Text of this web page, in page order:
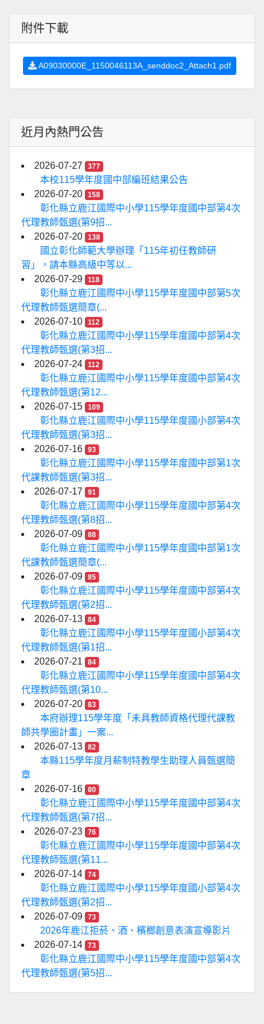
附件下載
A09030000E_1150046113A_senddoc2_Attach1.pdf
近月內熱門公告
2026-07-27 377
本校115學年度國中部編班結果公告
2026-07-20
158
彰化縣立鹿江國際中小學115學年度國中部第4次
代理教師甄選(第9招...
2026-07-20
138
國立彰化師範大學辦理「115年初任教師研
習」，請本縣高級中等以...
2026-07-29
118
彰化縣立鹿江國際中小學115學年度國中部第5次
代理教師甄選簡章(...
2026-07-10
112
彰化縣立鹿江國際中小學115學年度國中部第4次
代理教師甄選(第3招...
2026-07-24
112
彰化縣立鹿江國際中小學115學年度國中部第4次
代理教師甄選(第12...
2026-07-15
109
彰化縣立鹿江國際中小學115學年度國小部第4次
代理教師甄選(第3招...
2026-07-16
93
彰化縣立鹿江國際中小學115學年度國中部第1次
代課教師甄選(第3招...
2026-07-17
91
彰化縣立鹿江國際中小學115學年度國中部第4次
代理教師甄選(第8招...
2026-07-09
88
彰化縣立鹿江國際中小學115學年度國中部第1次
代課教師甄選簡章(...
2026-07-09
85
彰化縣立鹿江國際中小學115學年度國中部第4次
代理教師甄選(第2招...
2026-07-13
84
彰化縣立鹿江國際中小學115學年度國小部第4次
代理教師甄選(第1招...
2026-07-21
84
彰化縣立鹿江國際中小學115學年度國中部第4次
代理教師甄選(第10...
2026-07-20
83
本府辦理115學年度「未具教師資格代理代課教
師共學圈計畫」一案...
2026-07-13
82
本縣115學年度月薪制特教學生助理人員甄選簡
章
2026-07-16
80
彰化縣立鹿江國際中小學115學年度國中部第4次
代理教師甄選(第7招...
2026-07-23
76
彰化縣立鹿江國際中小學115學年度國中部第4次
代理教師甄選(第11...
2026-07-14
74
彰化縣立鹿江國際中小學115學年度國小部第4次
代理教師甄選(第2招...
2026-07-09
73
2026年鹿江拒菸、酒、檳榔創意表演宣導影片
2026-07-14
73
彰化縣立鹿江國際中小學115學年度國中部第4次
代理教師甄選(第5招...